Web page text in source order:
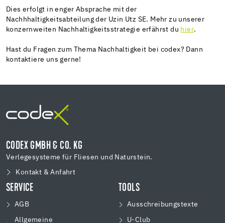
Dies erfolgt in enger Absprache mit der
Nachhhaltigkeitsabteilung der Uzin Utz SE. Mehr zu unserer
konzernweiten Nachhaltigkeitsstrategie erfährst du hier.
Hast du Fragen zum Thema Nachhaltigkeit bei codex? Dann
kontaktiere uns gerne!
CODEX GMBH & CO. KG
Verlegesysteme für Fliesen und Naturstein.
Kontakt & Anfahrt
SERVICE
AGB
Allgemeine
TOOLS
Ausschreibungstexte
U-Club